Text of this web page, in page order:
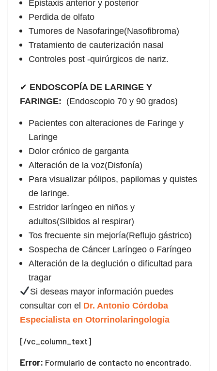
Epistaxis anterior y posterior
Perdida de olfato
Tumores de Nasofaringe(Nasofibroma)
Tratamiento de cauterización nasal
Controles post -quirúrgicos de nariz.
✔ ENDOSCOPÍA DE LARINGE Y
FARINGE: (Endoscopio 70 y 90 grados)
Pacientes con alteraciones de Faringe y
Laringe
Dolor crónico de garganta
Alteración de la voz(Disfonía)
Para visualizar pólipos, papilomas y quistes
de laringe.
Estridor laríngeo en niños y
adultos(Silbidos al respirar)
Tos frecuente sin mejoría(Reflujo gástrico)
Sospecha de Cáncer Laríngeo o Faríngeo
Alteración de la deglución o dificultad para
tragar
Si deseas mayor información puedes
consultar con el Dr. Antonio Córdoba
Especialista en Otorrinolaringología
[/vc_column_text]
Error: Formulario de contacto no encontrado.